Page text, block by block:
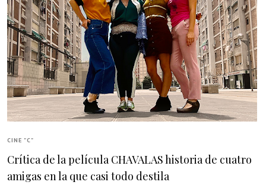
CINE "C"
Crítica de la película CHAVALAS historia de cuatro
amigas en la que casi todo destila